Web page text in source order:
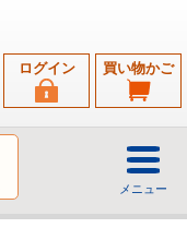
買い物かご
ログイン
メニュー